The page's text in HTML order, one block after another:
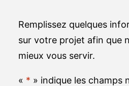
Remplissez quelques
sur votre projet afin que
mieux vous servir.
« * » indique les champs